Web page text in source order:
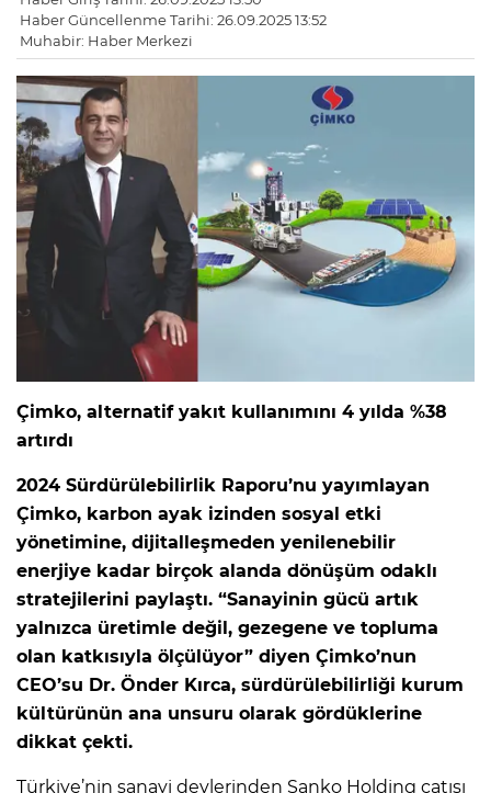
Haber Güncellenme Tarihi: 26.09.2025 13:52
Muhabir: Haber Merkezi
Çimko, alternatif yakıt kullanımını 4 yılda %38
artırdı
2024 Sürdürülebilirlik Raporu’nu yayımlayan
Çimko, karbon ayak izinden sosyal etki
yönetimine, dijitalleşmeden yenilenebilir
enerjiye kadar birçok alanda dönüşüm odaklı
stratejilerini paylaştı. “Sanayinin gücü artık
yalnızca üretimle değil, gezegene ve topluma
olan katkısıyla ölçülüyor” diyen Çimko’nun
CEO’su Dr. Önder Kırca, sürdürülebilirliği kurum
kültürünün ana unsuru olarak gördüklerine
dikkat çekti.
Türkiye’nin sanayi devlerinden Sanko Holding çatısı